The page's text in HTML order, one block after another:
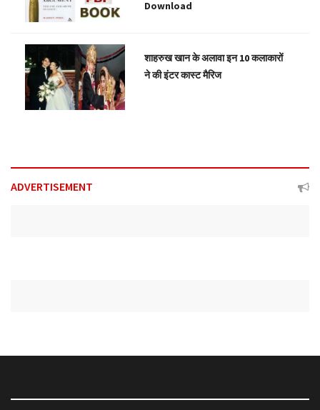
Download
शाहरुख खान के अलावा इन 10 कलाकारों
ने की इंटर कास्ट मैरिज
ADVERTISEMENT